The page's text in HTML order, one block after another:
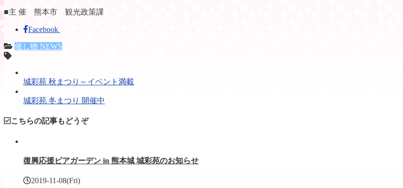
■主 催 熊本市 観光政策課
Facebook
催し物 NEWS
城彩苑 秋まつり～イベント満載
城彩苑 冬まつり 開催中
こちらの記事もどうぞ
復興応援ビアガーデン in 熊本城 城彩苑のお知らせ
2019-11-08(Fri)